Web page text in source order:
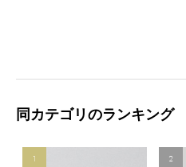
同カテゴリのランキング
1 2